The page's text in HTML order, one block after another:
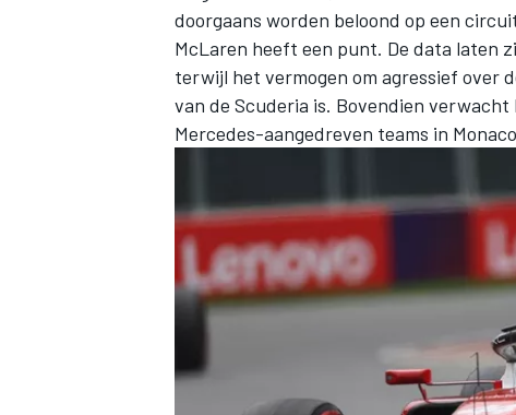
doorgaans worden beloond op een
McLaren heeft een punt. De data laten
terwijl het vermogen om agressief over
van de Scuderia is. Bovendien
Mercedes-aangedreven teams in